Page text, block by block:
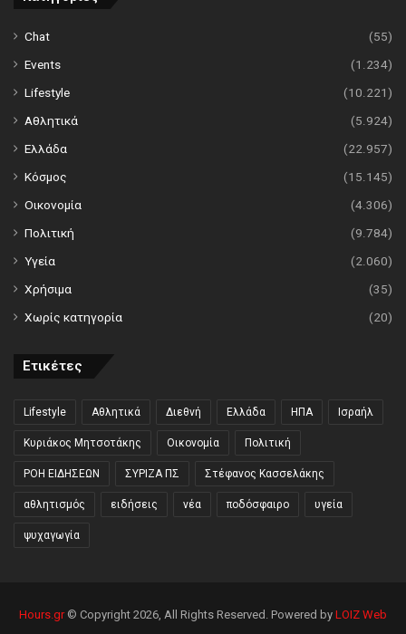
Chat
(55)
Events
(1.234)
Lifestyle
(10.221)
Αθλητικά
(5.924)
Ελλάδα
(22.957)
Κόσμος
(15.145)
Οικονομία
(4.306)
Πολιτική
(9.784)
Υγεία
(2.060)
Χρήσιμα
(35)
Χωρίς κατηγορία
(20)
Ετικέτες
Lifestyle Αθλητικά Διεθνή Ελλάδα ΗΠΑ Ισραήλ
Κυριάκος Μητσοτάκης Οικονομία Πολιτική
ΡΟΗ ΕΙΔΗΣΕΩΝ ΣΥΡΙΖΑ ΠΣ Στέφανος Κασσελάκης
αθλητισμός ειδήσεις νέα ποδόσφαιρο υγεία
ψυχαγωγία
Hours.gr© Copyright 2026, All Rights Reserved. Powered by LOIZ Web